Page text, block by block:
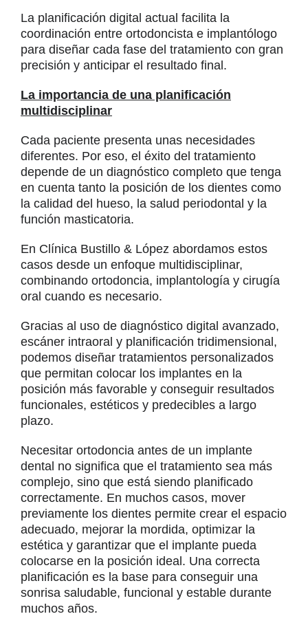
La planificación digital actual facilita la
coordinación entre ortodoncista e implantólogo
para diseñar cada fase del tratamiento con gran
precisión y anticipar el resultado final.
La importancia de una planificación
multidisciplinar
Cada paciente presenta unas necesidades
diferentes. Por eso, el éxito del tratamiento
depende de un diagnóstico completo que tenga
en cuenta tanto la posición de los dientes como
la calidad del hueso, la salud periodontal y la
función masticatoria.
En Clínica Bustillo & López abordamos estos
casos desde un enfoque multidisciplinar,
combinando ortodoncia, implantología y cirugía
oral cuando es necesario.
Gracias al uso de diagnóstico digital avanzado,
escáner intraoral y planificación tridimensional,
podemos diseñar tratamientos personalizados
que permitan colocar los implantes en la
posición más favorable y conseguir resultados
funcionales, estéticos y predecibles a largo
plazo.
Necesitar ortodoncia antes de un implante
dental no significa que el tratamiento sea más
complejo, sino que está siendo planificado
correctamente. En muchos casos, mover
previamente los dientes permite crear el espacio
adecuado, mejorar la mordida, optimizar la
estética y garantizar que el implante pueda
colocarse en la posición ideal. Una correcta
planificación es la base para conseguir una
sonrisa saludable, funcional y estable durante
muchos años.